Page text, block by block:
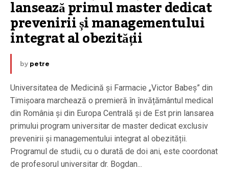
lansează primul master dedicat
prevenirii și managementului
integrat al obezității
by petre
Universitatea de Medicină și Farmacie „Victor Babeș” din
Timișoara marchează o premieră în învățământul medical
din România și din Europa Centrală și de Est prin lansarea
primului program universitar de master dedicat exclusiv
prevenirii și managementului integrat al obezității.
Programul de studii, cu o durată de doi ani, este coordonat
de profesorul universitar dr. Bogdan...